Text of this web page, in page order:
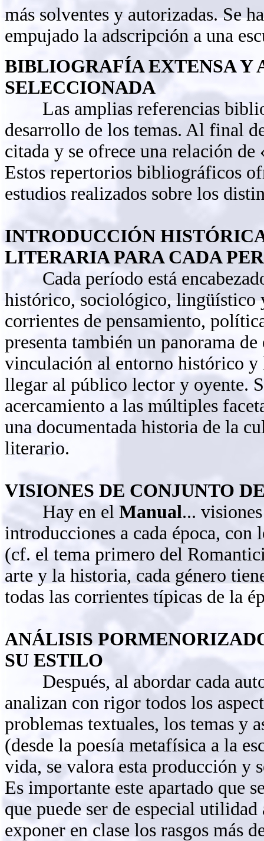
más solventes y autorizadas. Se
empujado la adscripción a una
BIBLIOGRAFÍA EXTENSA Y
SELECCIONADA
Las amplias referencias
desarrollo de los temas. Al final
citada y se ofrece una relación de
Estos repertorios bibliográficos
estudios realizados sobre los
INTRODUCCIÓN
LITERARIA PARA CADA
Cada período está
histórico, sociológico, lingüístico
corrientes de pensamiento,
presenta también un panorama
vinculación al entorno histórico y
llegar al público lector y oyente.
acercamiento a las múltiples
una documentada historia de la
literario.
VISIONES DE CONJUNTO
Hay en el Manual...
introducciones a cada época, con
(cf. el tema primero del
arte y la historia, cada género
todas las corrientes típicas de la
ANÁLISIS
SU ESTILO
Después, al abordar cada
analizan con rigor todos los
problemas textuales, los temas y
(desde la poesía metafísica a la
vida, se valora esta producción y
Es importante este apartado que
que puede ser de especial
exponer en clase los rasgos más